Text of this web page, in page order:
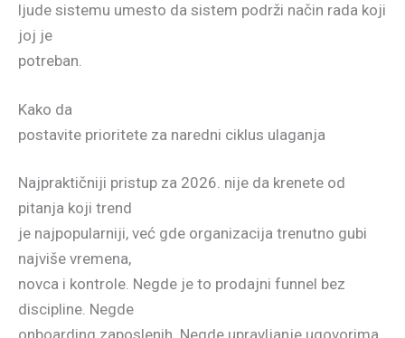
ljude sistemu umesto da sistem podrži način rada koji
joj je
potreban.
Kako da
postavite prioritete za naredni ciklus ulaganja
Najpraktičniji pristup za 2026. nije da krenete od
pitanja koji trend
je najpopularniji, već gde organizacija trenutno gubi
najviše vremena,
novca i kontrole. Negde je to prodajni funnel bez
discipline. Negde
onboarding zaposlenih. Negde upravljanje ugovorima,